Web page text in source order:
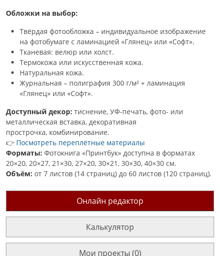
Обложки на выбор:
Твёрдая фотообложка – индивидуальное изображение
на фотобумаге с ламинацией «Глянец» или «Софт».
Тканевая: велюр или холст.
Термокожа или искусственная кожа.
Натуральная кожа.
Журнальная – полиграфия 300 г/м² + ламинация
«Глянец» или «Софт».
Доступный декор: тиснение, УФ-печать, фото- или
металлическая вставка, декоративная
прострочка, комбинирование.
👉 Посмотреть переплётные материалы
Форматы: Фотокнига «Принтбук» доступна в форматах
20×20, 20×27, 21×30, 27×20, 30×21, 30×30, 40×30 см.
Объём: от 7 листов (14 страниц) до 60 листов (120 страниц).
Онлайн редактор
Калькулятор
Мои проекты (0)